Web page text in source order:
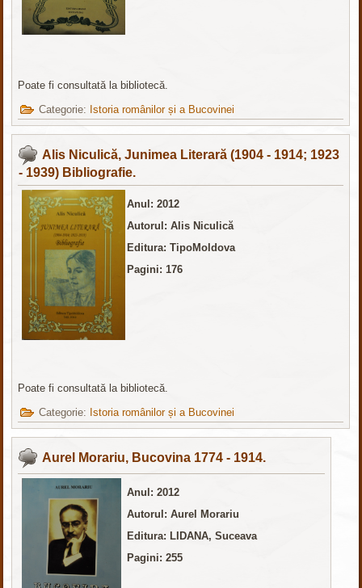
Poate fi consultată la bibliotecă.
Categorie: Istoria românilor și a Bucovinei
Alis Niculică, Junimea Literară (1904 - 1914; 1923
- 1939) Bibliografie.
Anul: 2012
Autorul: Alis Niculică
Editura: TipoMoldova
Pagini: 176
Poate fi consultată la bibliotecă.
Categorie: Istoria românilor și a Bucovinei
Aurel Morariu, Bucovina 1774 - 1914.
Anul: 2012
Autorul: Aurel Morariu
Editura: LIDANA, Suceava
Pagini: 255